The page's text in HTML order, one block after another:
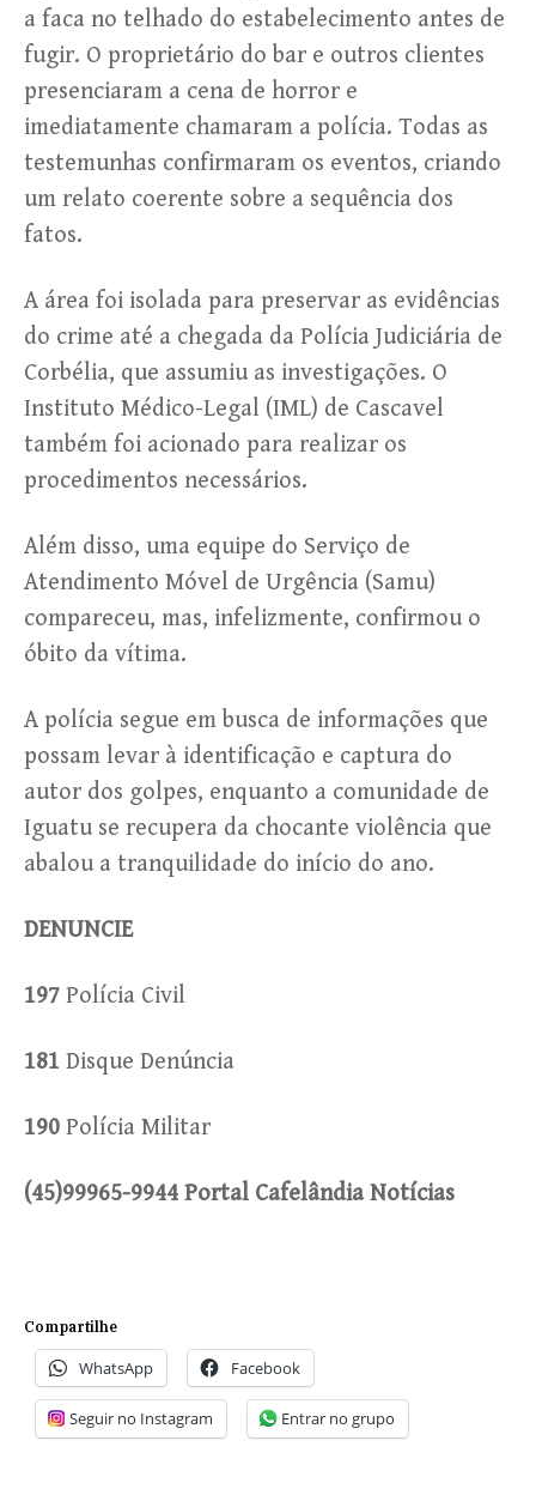
a faca no telhado do estabelecimento antes de
fugir. O proprietário do bar e outros clientes
presenciaram a cena de horror e
imediatamente chamaram a polícia. Todas as
testemunhas confirmaram os eventos, criando
um relato coerente sobre a sequência dos
fatos.
A área foi isolada para preservar as evidências
do crime até a chegada da Polícia Judiciária de
Corbélia, que assumiu as investigações. O
Instituto Médico-Legal (IML) de Cascavel
também foi acionado para realizar os
procedimentos necessários.
Além disso, uma equipe do Serviço de
Atendimento Móvel de Urgência (Samu)
compareceu, mas, infelizmente, confirmou o
óbito da vítima.
A polícia segue em busca de informações que
possam levar à identificação e captura do
autor dos golpes, enquanto a comunidade de
Iguatu se recupera da chocante violência que
abalou a tranquilidade do início do ano.
DENUNCIE
197 Polícia Civil
181 Disque Denúncia
190 Polícia Militar
(45)99965-9944 Portal Cafelândia Notícias
Compartilhe
WhatsApp Facebook
Seguir no Instagram Entrar no grupo